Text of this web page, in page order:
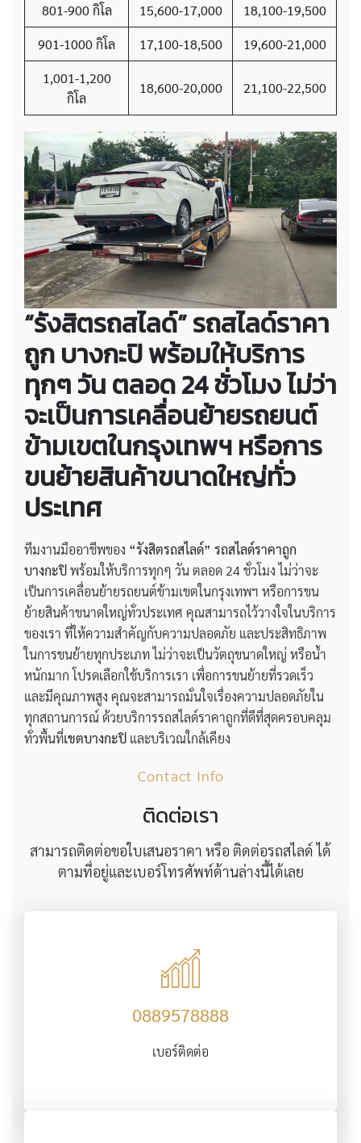
801-900 กิโล
15,600-17,000
18,100-19,500
901-1000 กิโล
17,100-18,500
19,600-21,000
1,001-1,200
กิโล
18,600-20,000 21,100-22,500
“รังสิตรถสไลด์” รถสไลด์ราคา
ถูก บางกะปิ พร้อมให้บริการ
ทุกๆ วัน ตลอด 24 ชั่วโมง ไม่ว่า
จะเป็นการเคลื่อนย้ายรถยนต์
ข้ามเขตในกรุงเทพฯ หรือการ
ขนย้ายสินค้าขนาดใหญ่ทั่ว
ประเทศ
ทีมงานมืออาชีพของ “รังสิตรถสไลด์” รถสไลด์ราคาถูก
บางกะปิพร้อมให้บริการทุกๆ วัน ตลอด 24 ชั่วโมง ไม่ว่าจะ
เป็นการเคลื่อนย้ายรถยนต์ข้ามเขตในกรุงเทพฯ หรือการขน
ย้ายสินค้าขนาดใหญ่ทั่วประเทศ คุณสามารถไว้วางใจในบริการ
ของเรา ที่ให้ความสำคัญกับความปลอดภัย และประสิทธิภาพ
ในการขนย้ายทุกประเภท ไม่ว่าจะเป็นวัตถุขนาดใหญ่ หรือน้ำ
หนักมาก โปรดเลือกใช้บริการเรา เพื่อการขนย้ายที่รวดเร็ว
และมีคุณภาพสูง คุณจะสามารถมั่นใจเรื่องความปลอดภัยใน
ทุกสถานการณ์ ด้วยบริการรถสไลด์ราคาถูกที่ดีที่สุดครอบคลุม
ทั่วพื้นที่เขตบางกะปิ และบริเวณใกล้เคียง
Contact Info
ติดต่อเรา
สามารถติดต่อขอใบเสนอราคา หรือ ติดต่อรถสไลด์ ได้
ตามที่อยู่และเบอร์โทรศัพท์ด้านล่างนี้ได้เลย
0889578888
เบอร์ติดต่อ